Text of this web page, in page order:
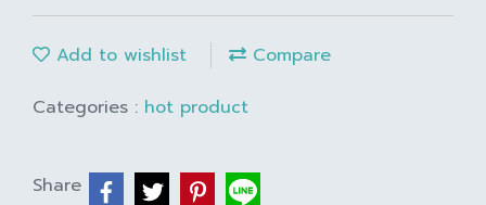
Add to wishlist
Compare
Categories : hot product
Share